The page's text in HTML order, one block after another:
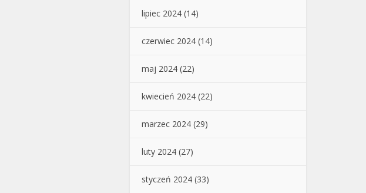
lipiec 2024 (14)
czerwiec 2024 (14)
maj 2024 (22)
kwiecień 2024 (22)
marzec 2024 (29)
luty 2024 (27)
styczeń 2024 (33)